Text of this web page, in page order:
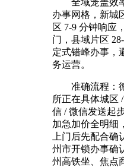
办事网格，新城
区 7-9 分钟响应
门，县域片区
定式错峰办事，
务运营。
准确流程：德
所正在具体城区
信 / 微信发送起
加急加价全明细
上门后先配合
州市开锁办事确
州高铁坐、焦点